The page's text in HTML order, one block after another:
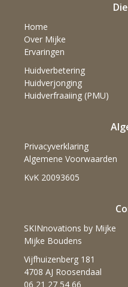
Home
Over Mijke
Ervaringen
Huidverbetering
Huidverjonging
Huidverfraaiing (PMU)
Privacyverklaring
Algemene Voorwaarden
KvK 20093605
SKINnovations by Mijke
Mijke Boudens
Vijfhuizenberg 181
4708 AJ Roosendaal
06 21 27 54 66